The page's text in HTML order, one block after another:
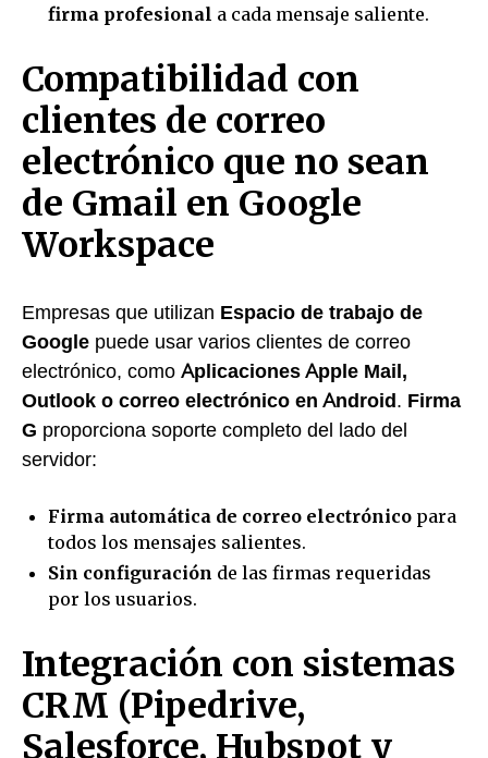
firma profesional a cada mensaje saliente.
Compatibilidad con
clientes de correo
electrónico que no sean
de Gmail en Google
Workspace
Empresas que utilizan Espacio de trabajo de
Google puede usar varios clientes de correo
electrónico, como Aplicaciones Apple Mail,
Outlook o correo electrónico en Android. Firma
G proporciona soporte completo del lado del
servidor:
Firma automática de correo electrónico para
todos los mensajes salientes.
Sin configuración de las firmas requeridas
por los usuarios.
Integración con sistemas
CRM (Pipedrive,
Salesforce, Hubspot y